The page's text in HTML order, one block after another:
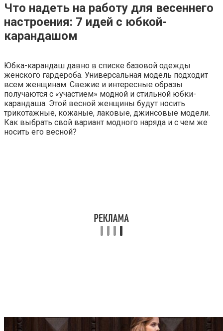
Что надеть на работу для весеннего
настроения: 7 идей с юбкой-
карандашом
Юбка-карандаш давно в списке базовой одежды
женского гардероба. Универсальная модель подходит
всем женщинам. Свежие и интересные образы
получаются с «участием» модной и стильной юбки-
карандаша. Этой весной женщины будут носить
трикотажные, кожаные, лаковые, джинсовые модели.
Как выбрать свой вариант модного наряда и с чем же
носить его весной?